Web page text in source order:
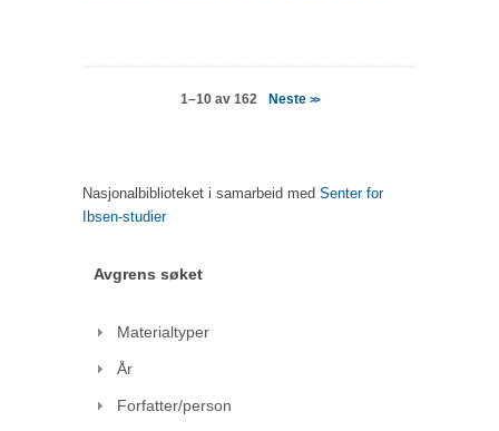
1–10 av 162 Neste >>
Nasjonalbiblioteket i samarbeid med Senter for
Ibsen-studier
Avgrens søket
Materialtyper
År
Forfatter/person